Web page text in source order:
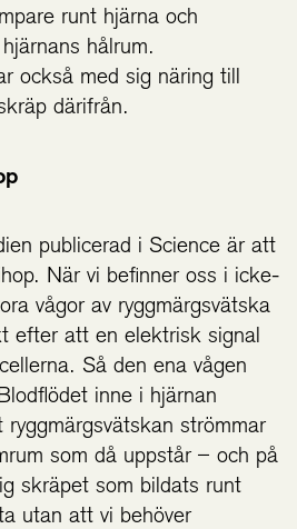
runt hjärna och
hålrum.
också med sig näring till
därifrån.
publicerad i Science är att
När vi befinner oss i icke-
vågor av ryggmärgsvätska
efter att en elektrisk signal
Så den ena vågen
inne i hjärnan
strömmar
som då uppstår ̶ och på
skräpet som bildats runt
utan att vi behöver